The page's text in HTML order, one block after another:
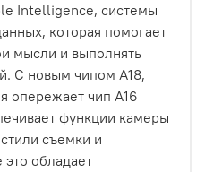
Intelligence, системы
которая помогает
мысли и выполнять
С новым чипом A18,
опережает чип A16
функции камеры
съемки и
обладает